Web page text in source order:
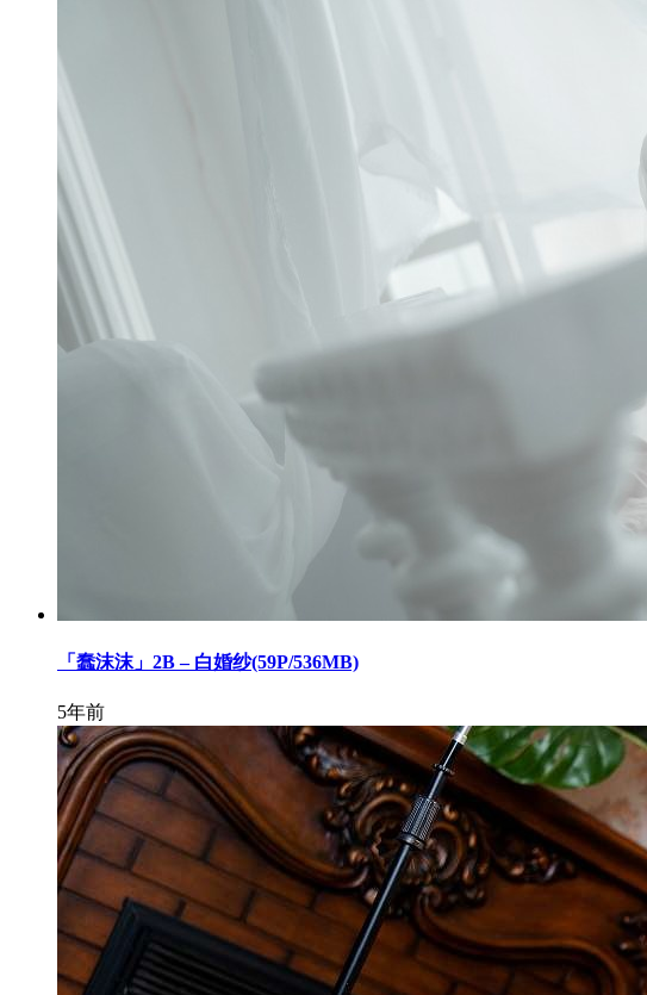
「蠢沫沫」2B – 白婚纱(59P/536MB)
5年前